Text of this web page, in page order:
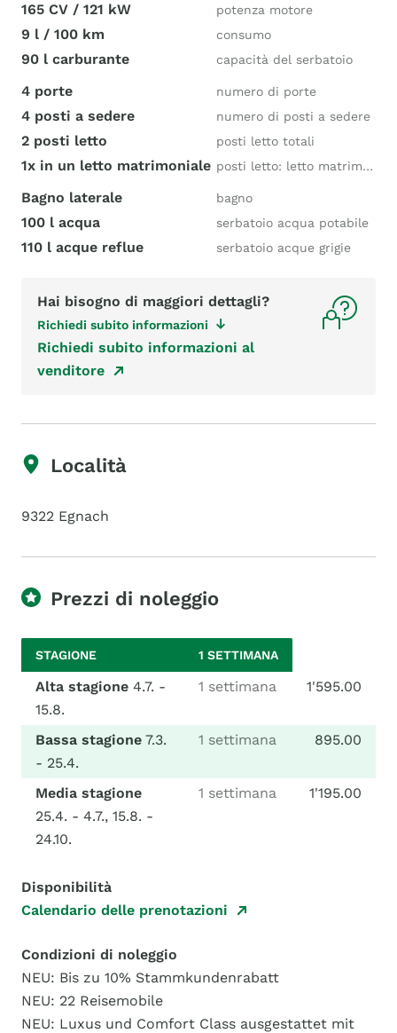
165 CV / 121 kW potenza motore
9 l / 100 km consumo
90 l carburante capacità del serbatoio
4 porte numero di porte
4 posti a sedere numero di posti a sedere
2 posti letto posti letto totali
1x in un letto matrimoniale posti letto: letto matrimoniale
Bagno laterale bagno
100 l acqua serbatoio acqua potabile
110 l acque reflue serbatoio acque grigie
Hai bisogno di maggiori dettagli?
Richiedi subito informazioni
Richiedi subito informazioni al
venditore
Località
9322 Egnach
Prezzi di noleggio
STAGIONE 1 SETTIMANA
Alta stagione 4.7. -
15.8.
1 settimana 1'595.00
Bassa stagione 7.3.
- 25.4.
1 settimana 895.00
Media stagione
25.4. - 4.7., 15.8. -
24.10.
1 settimana 1'195.00
Disponibilità
Calendario delle prenotazioni
Condizioni di noleggio
NEU: Bis zu 10% Stammkundenrabatt
NEU: 22 Reisemobile
NEU: Luxus und Comfort Class ausgestattet mit